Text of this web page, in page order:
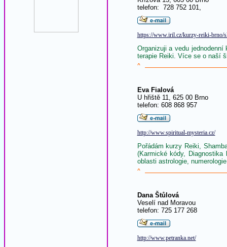
telefon: 728 752 101,
https://www.iril.cz/kurzy-reiki-brno/
Organizuji a vedu
terapie Reiki. Více se o naší
^
Eva Fialová
U hřiště 11, 625 00 Brno
telefon: 608 868 957
http://www.spiritual-mysteria.cz/
Pořádám kurzy Reiki,
(Karmické kódy,
oblasti astrologie,
^
Dana Štůlová
Veselí nad Moravou
telefon: 725 177 268
http://www.petranka.net/